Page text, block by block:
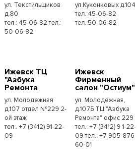
ул. Текстильщиков
д.80
тел.: 45-06-82 тел.:
50-06-82
ул.Куконковых д.104
тел.:45-06-82
тел.:50-06-82
Ижевск ТЦ
"Азбука
Ремонта
ул. Молодежная
д.107 отдел №229 2-
ой этаж
тел:. +7 (3412) 91-22-
09
Ижевск
Фирменный
салон "Остиум"
ул. Молодёжная,
д.107Б ТЦ "Азбука
Ремонта" офис 229
тел.: +7 (3412) 9 1-22-
09 тел.: +7 905-876-
60-01